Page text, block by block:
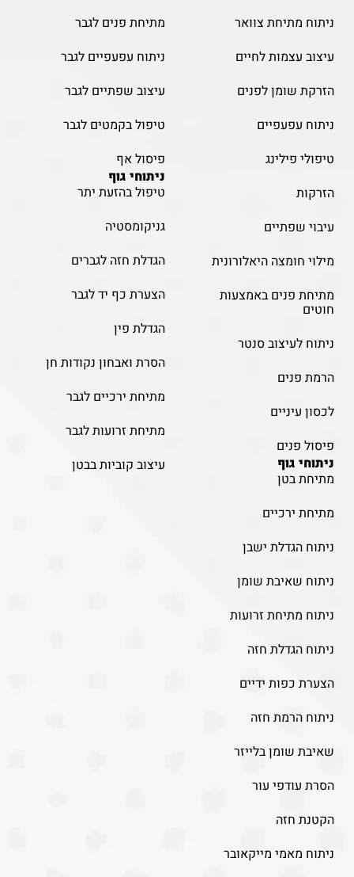
ניתוח מתיחת צוואר
עיצוב עצמות לחיים
הזרקת שומן לפנים
ניתוח עפעפיים
טיפולי פילינג
הזרקות
עיבוי שפתיים
מילוי חומצה היאלורונית
מתיחת פנים באמצעות
חוטים
ניתוח לעיצוב סנטר
הרמת פנים
לכסון עיניים
פיסול פנים
ניתוחי גוף
מתיחת בטן
מתיחת ירכיים
ניתוח הגדלת ישבן
ניתוח שאיבת שומן
ניתוח מתיחת זרועות
ניתוח הגדלת חזה
הצערת כפות ידיים
ניתוח הרמת חזה
שאיבת שומן בלייזר
הסרת עודפי עור
הקטנת חזה
ניתוח מאמי מייקאובר
מתיחת פנים לגבר
ניתוח עפעפיים לגבר
עיצוב שפתיים לגבר
טיפול בקמטים לגבר
פיסול אף
ניתוחי גוף
טיפול בהזעת יתר
גניקומסטיה
הגדלת חזה לגברים
הצערת כף יד לגבר
הגדלת פין
הסרת ואבחון נקודות חן
מתיחת ירכיים לגבר
מתיחת זרועות לגבר
עיצוב קוביות בבטן